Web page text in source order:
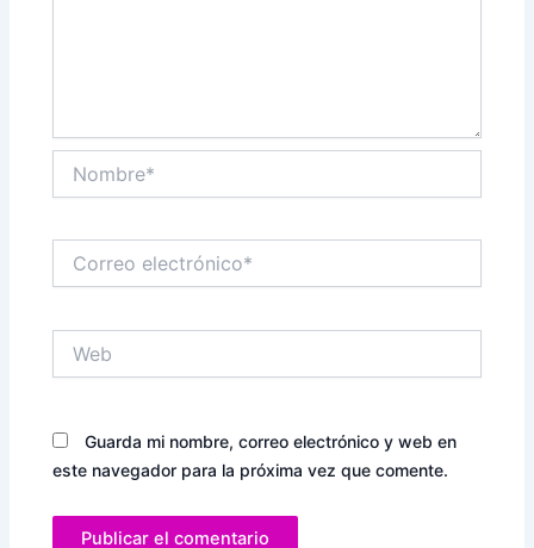
electrónico*
Guarda mi nombre, correo electrónico y web en
este navegador para la próxima vez que comente.